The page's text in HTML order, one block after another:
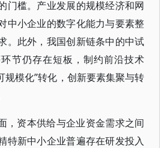
门槛。产业发展的规模经济和网
中小企业的数字化能力与要素整
。此外，我国创新链条中的中试
节仍存在短板，制约前沿技术
规模化”转化，创新要素集聚与转
，资本供给与企业资金需求之间
特新中小企业普遍存在研发投入